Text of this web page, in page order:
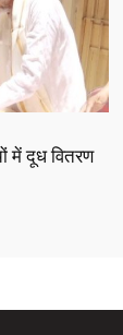
में दूध वितरण